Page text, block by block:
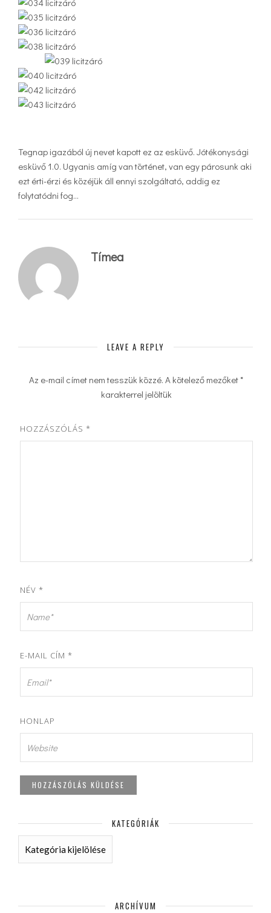
Tegnap igazából új nevet kapott ez az esküvő. Jótékonysági
esküvő 1.0. Ugyanis amíg van történet, van egy párosunk aki
ezt érti-érzi és közéjük áll ennyi szolgáltató, addig ez
folytatódni fog…
Tímea
LEAVE A REPLY
Az e-mail címet nem tesszük közzé. A kötelező mezőket*
karakterrel jelöltük
HOZZÁSZÓLÁS *
NÉV *
E-MAIL CÍM *
HONLAP
KATEGÓRIÁK
KATEGÓRIÁK
ARCHÍVUM